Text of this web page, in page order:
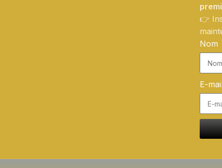
👉
Nom
E-